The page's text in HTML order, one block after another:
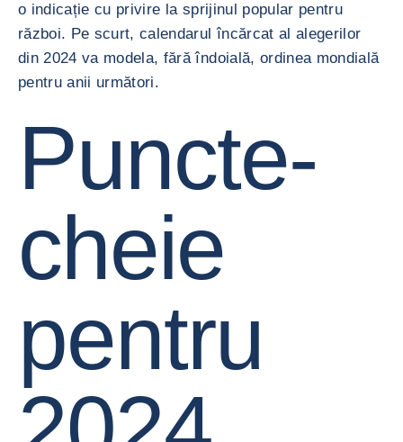
o indicație cu privire la sprijinul popular pentru
război. Pe scurt, calendarul încărcat al alegerilor
din 2024 va modela, fără îndoială, ordinea mondială
pentru anii următori.
Puncte-
cheie
pentru